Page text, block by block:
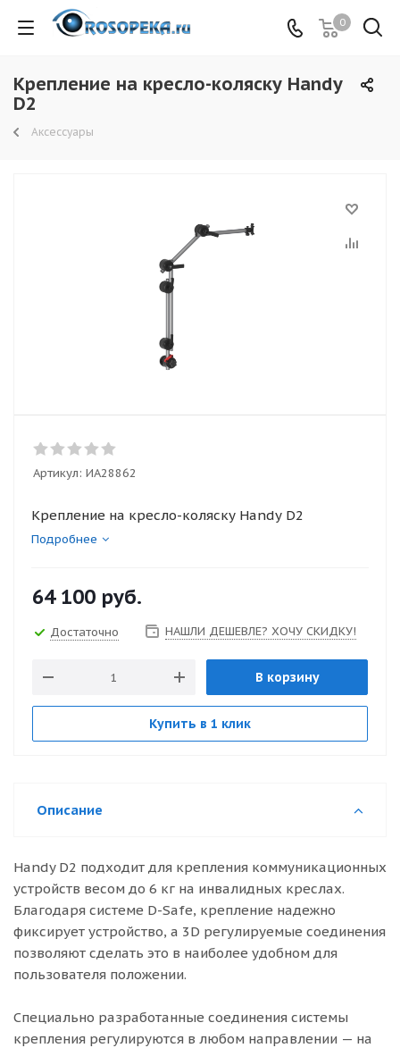
0
Крепление на кресло-коляску Handy
D2
Аксессуары
Артикул: ИА28862
Крепление на кресло-коляску Handy D2
Подробнее
64 100 руб.
Достаточно НАШЛИ ДЕШЕВЛЕ? ХОЧУ СКИДКУ!
В корзину
Купить в 1 клик
Описание
Handy D2 подходит для крепления коммуникационных
устройств весом до 6 кг на инвалидных креслах.
Благодаря системе D-Safe, крепление надежно
фиксирует устройство, а 3D регулируемые соединения
позволяют сделать это в наиболее удобном для
пользователя положении.
Специально разработанные соединения системы
крепления регулируются в любом направлении — на